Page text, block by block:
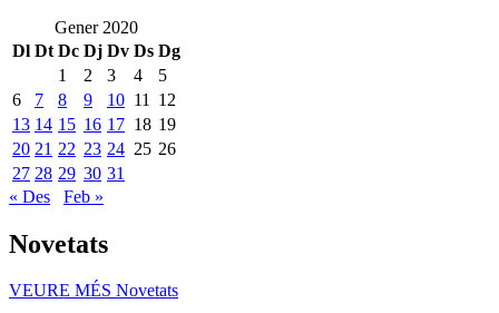
Gener 2020
Dl Dt Dc Dj Dv Ds Dg
1
2 3 4
5
6
7 8 9 10 11
12
13 14 15 16 17 18 19
20 21 22 23 24 25 26
27 28 29 30 31
« Des
Feb »
Novetats
VEURE MÉS Novetats